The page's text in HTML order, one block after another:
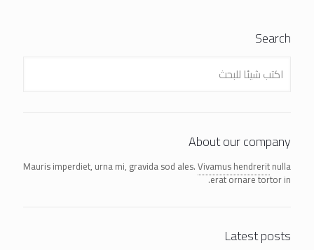
Search
About our company
Mauris imperdiet, urna mi, gravida sod ales.Vivamus hendreritnulla
erat ornare tortor in.
Latest posts